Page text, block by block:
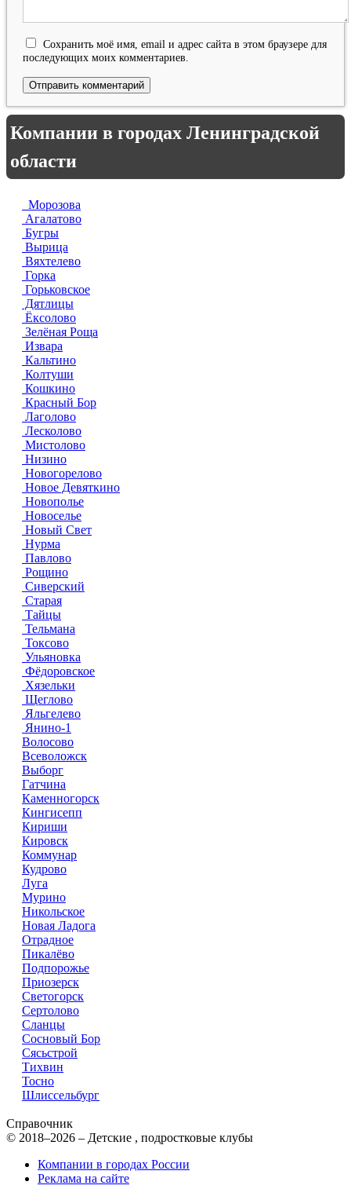
Сохранить моё имя, email и адрес сайта в этом браузере для
последующих моих комментариев.
Компании в городах Ленинградской
области
Морозова
Агалатово
Бугры
Вырица
Вяхтелево
Горка
Горьковское
Дятлицы
Ёксолово
Зелёная Роща
Извара
Кальтино
Колтуши
Кошкино
Красный Бор
Лаголово
Лесколово
Мистолово
Низино
Новогорелово
Новое Девяткино
Новополье
Новоселье
Новый Свет
Нурма
Павлово
Рощино
Сиверский
Старая
Тайцы
Тельмана
Токсово
Ульяновка
Фёдоровское
Хязельки
Щеглово
Яльгелево
Янино-1
Волосово
Всеволожск
Выборг
Гатчина
Каменногорск
Кингисепп
Кириши
Кировск
Коммунар
Кудрово
Луга
Мурино
Никольское
Новая Ладога
Отрадное
Пикалёво
Подпорожье
Приозерск
Светогорск
Сертолово
Сланцы
Сосновый Бор
Сясьстрой
Тихвин
Тосно
Шлиссельбург
Справочник
© 2018–2026 – Детские , подростковые клубы
Компании в городах России
Реклама на сайте